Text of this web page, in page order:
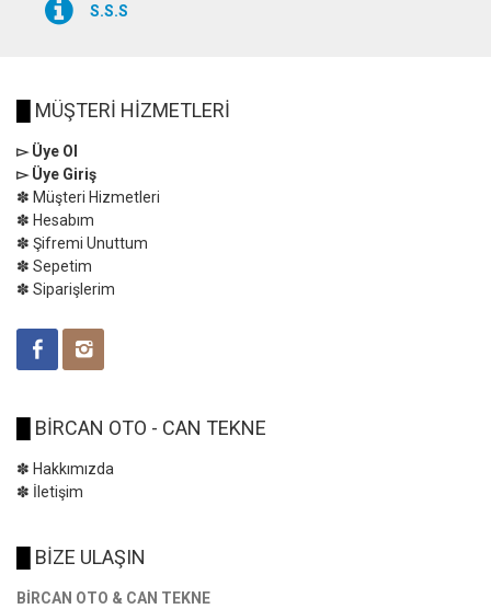
S.S.S
MÜŞTERİ HİZMETLERİ
▻ Üye Ol
▻ Üye Giriş
✽ Müşteri Hizmetleri
✽ Hesabım
✽ Şifremi Unuttum
✽ Sepetim
✽ Siparişlerim
BİRCAN OTO - CAN TEKNE
✽ Hakkımızda
✽ İletişim
BİZE ULAŞIN
BİRCAN OTO & CAN TEKNE